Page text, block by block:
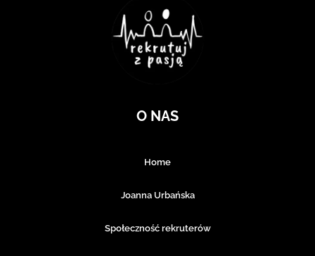
O NAS
Home
Joanna Urbańska
Społeczność rekruterów